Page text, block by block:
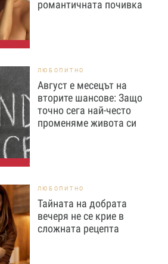
романтичната почивка
ЛЮБОПИТНО
Август е месецът на
вторите шансове: Защо
точно сега най-често
променяме живота си
ЛЮБОПИТНО
Тайната на добрата
вечеря не се крие в
сложната рецепта